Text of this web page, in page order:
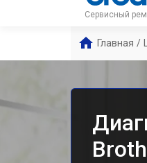
Сервисный
Главная /